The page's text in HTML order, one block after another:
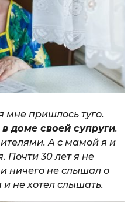
пришлось туго.
в доме своей супруги.
А с мамой я и
Почти 30 лет я не
ничего не слышал о
не хотел слышать.